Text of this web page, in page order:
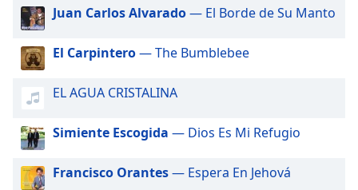
Audio
Track
Picture-
in-
Picture
Fullscreen
modal
window.
Juan Carlos Alvarado— El Borde de Su Manto
El Carpintero— The Bumblebee
EL AGUA CRISTALINA
Simiente Escogida — Dios Es Mi Refugio
Francisco Orantes— Espera En Jehová